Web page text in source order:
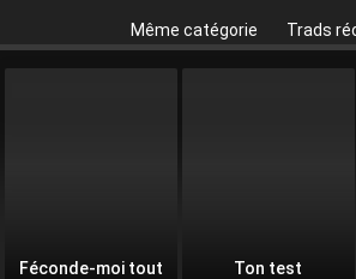
Même catégorie Trads
Féconde-moi tout
Ton test